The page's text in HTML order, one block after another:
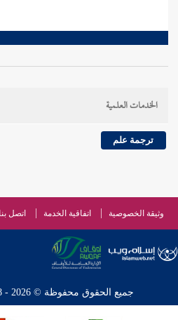
الخدمات العلمية
ترجمة علم
وثيقة الخصوصية اتفاقية الخدمة اتصل بنا
جميع الحقوق محفوظة © 2026 - 1998 لشبكة إسلام ويب